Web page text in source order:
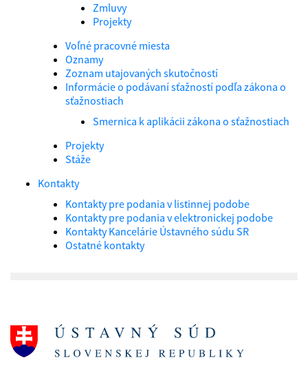
Zmluvy
Projekty
Voľné pracovné miesta
Oznamy
Zoznam utajovaných skutočností
Informácie o podávaní sťažností podľa zákona o
sťažnostiach
Smernica k aplikácii zákona o sťažnostiach
Projekty
Stáže
Kontakty
Kontakty pre podania v listinnej podobe
Kontakty pre podania v elektronickej podobe
Kontakty Kancelárie Ústavného súdu SR
Ostatné kontakty